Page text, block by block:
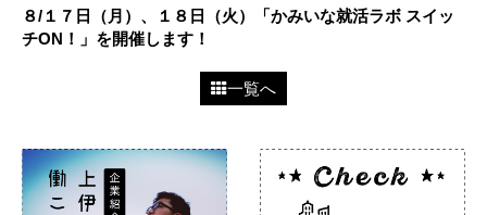
８/１７日（月）、１８日（火）「かみいな就活ラボ スイッ
チON！」を開催します！
一覧へ